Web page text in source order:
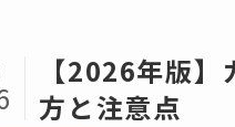
【2026年版
方と注意点